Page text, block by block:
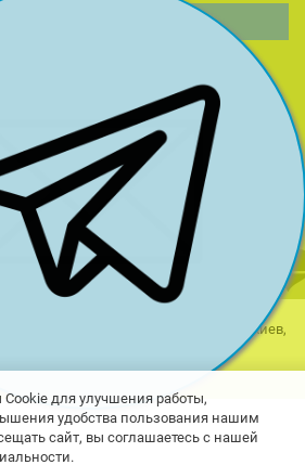
КОМПАНИИ
в АО "Универсал банк", г. Киев,
Все права защищены.
для улучшения работы,
удобства пользования нашим
сайт, вы соглашаетесь с нашей